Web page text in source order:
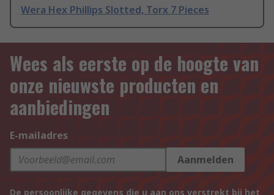
Wera Hex Phillips Slotted, Torx 7 Pieces
Wees als eerste op de hoogte van
onze nieuwste producten en
aanbiedingen
E-mailadres
Aanmelden
De persoonlijke gegevens die u aan ons verstrekt bij het